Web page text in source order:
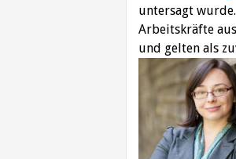
untersagt
Arbeitskräfte
und gelten als